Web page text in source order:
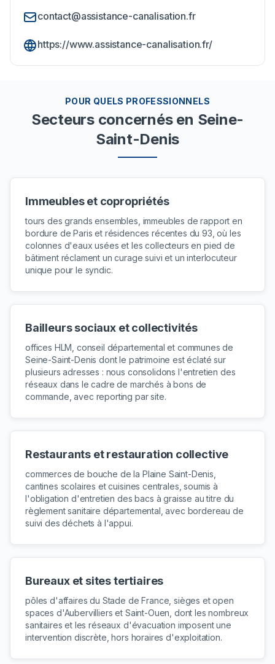
contact@assistance-canalisation.fr
https://www.assistance-canalisation.fr/
POUR QUELS PROFESSIONNELS
Secteurs concernés en Seine-
Saint-Denis
Immeubles et copropriétés
tours des grands ensembles, immeubles de rapport en
bordure de Paris et résidences récentes du 93, où les
colonnes d'eaux usées et les collecteurs en pied de
bâtiment réclament un curage suivi et un interlocuteur
unique pour le syndic.
Bailleurs sociaux et collectivités
offices HLM, conseil départemental et communes de
Seine-Saint-Denis dont le patrimoine est éclaté sur
plusieurs adresses : nous consolidons l'entretien des
réseaux dans le cadre de marchés à bons de
commande, avec reporting par site.
Restaurants et restauration collective
commerces de bouche de la Plaine Saint-Denis,
cantines scolaires et cuisines centrales, soumis à
l'obligation d'entretien des bacs à graisse au titre du
règlement sanitaire départemental, avec bordereau de
suivi des déchets à l'appui.
Bureaux et sites tertiaires
pôles d'affaires du Stade de France, sièges et open
spaces d'Aubervilliers et Saint-Ouen, dont les nombreux
sanitaires et les réseaux d'évacuation imposent une
intervention discrète, hors horaires d'exploitation.